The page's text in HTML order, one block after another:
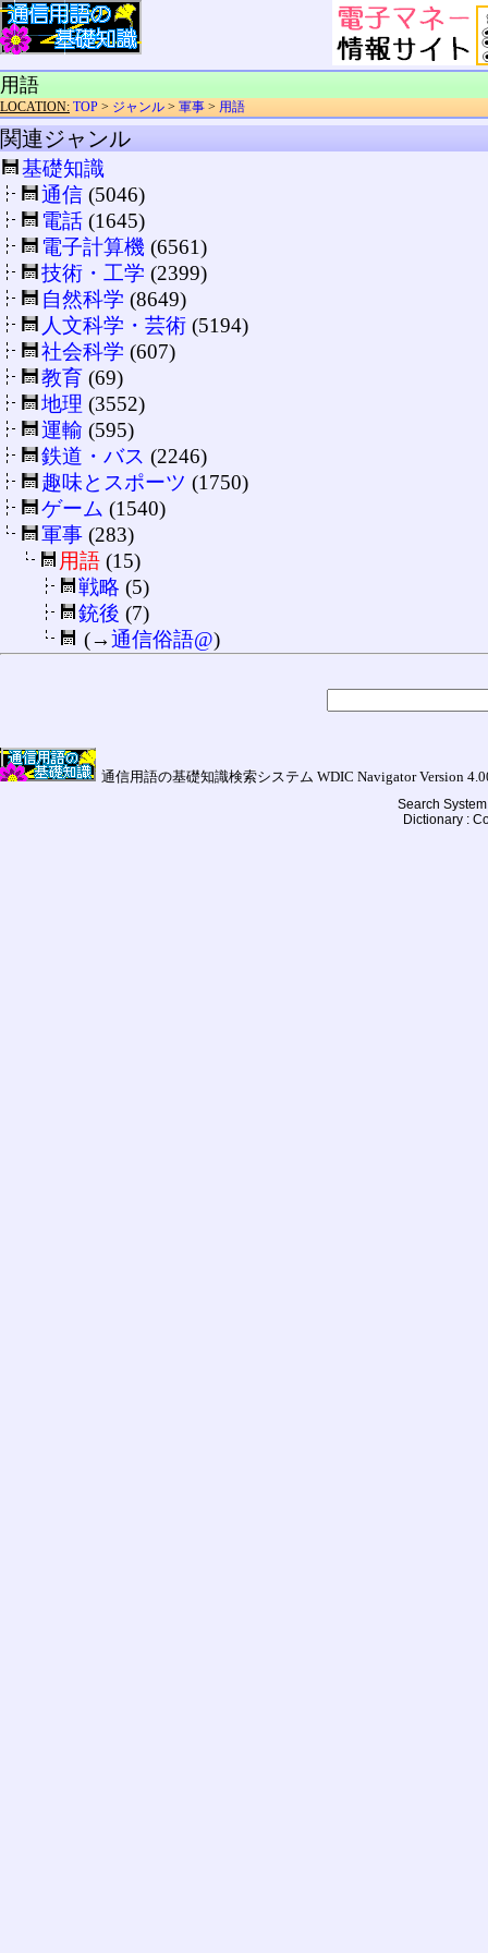
用語
LOCATION: TOP > ジャンル > 軍事 > 用語
関連ジャンル
基礎知識
通信 (5046)
電話 (1645)
電子計算機 (6561)
技術・工学 (2399)
自然科学 (8649)
人文科学・芸術 (5194)
社会科学 (607)
教育 (69)
地理 (3552)
運輸 (595)
鉄道・バス (2246)
趣味とスポーツ (1750)
ゲーム (1540)
軍事 (283)
用語 (15)
戦略 (5)
銃後 (7)
(→通信俗語@)
通信用語の基礎知識検索システム WDIC Navigator Version
Search
Dictionary :